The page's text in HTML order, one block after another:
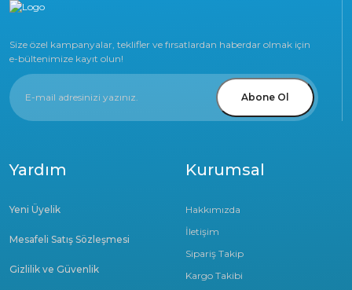
Size özel kampanyalar, teklifler ve fırsatlardan haberdar olmak için
e-bültenimize kayıt olun!
Abone Ol
Kurumsal
Hakkımızda
İletişim
Sipariş Takip
Kargo Takibi
Yardım
Yeni Üyelik
Mesafeli Satış Sözleşmesi
Gizlilik ve Güvenlik